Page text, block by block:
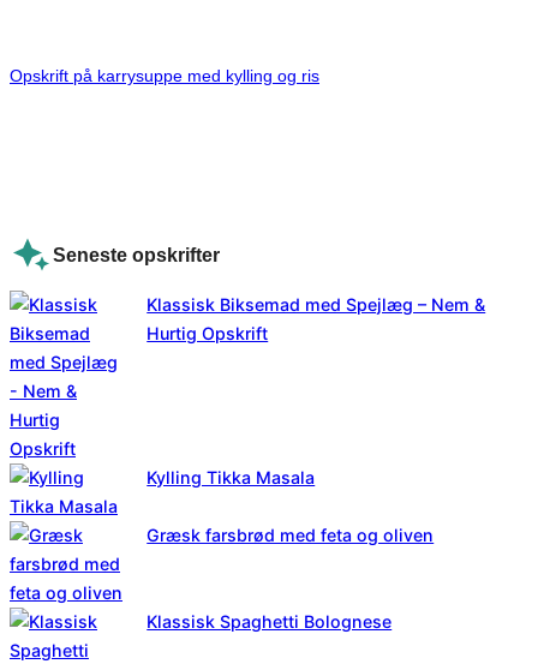
Opskrift på karrysuppe med kylling og ris
Seneste opskrifter
Klassisk Biksemad med Spejlæg – Nem &
Hurtig Opskrift
Kylling Tikka Masala
Græsk farsbrød med feta og oliven
Klassisk Spaghetti Bolognese